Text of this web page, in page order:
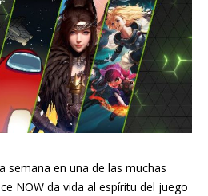
semana en una de las muchas
NOW da vida al espíritu del juego